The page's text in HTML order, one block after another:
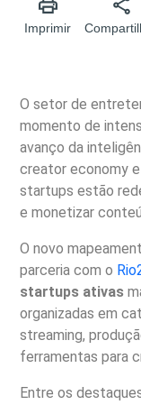
Imprimir
O setor de
momento de
avanço da
creator economy e
startups estão
e monetizar
O novo
parceria com o
startups ativas
organizadas em
streaming,
ferramentas para
Entre os